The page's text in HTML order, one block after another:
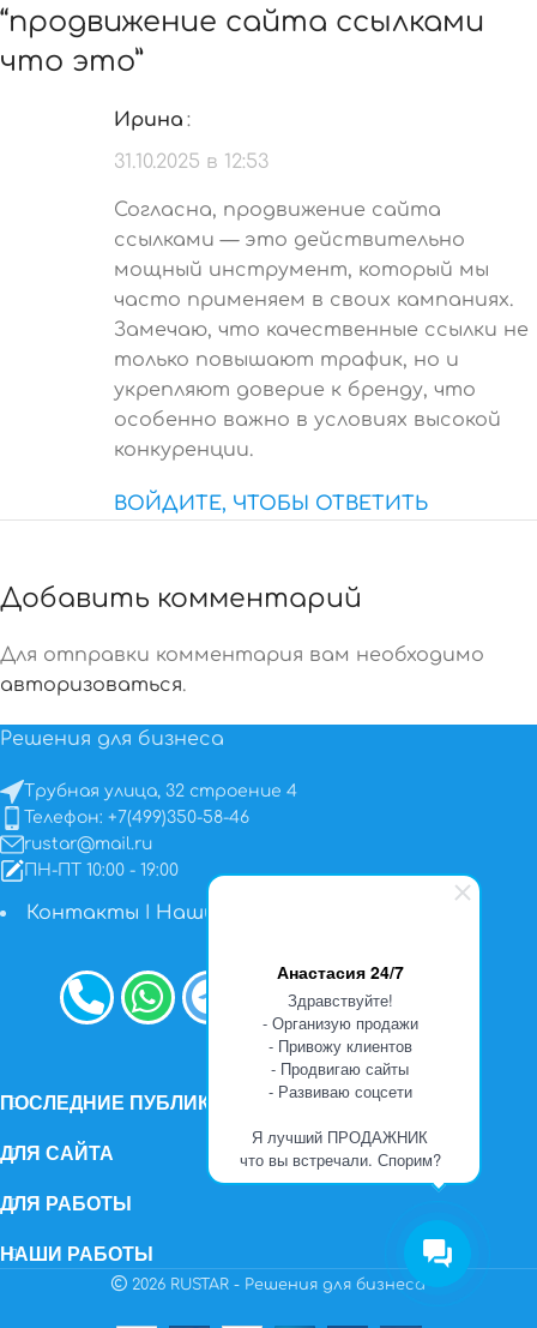
Анастасия 24/7
Здравствуйте!
- Организую продажи
- Привожу клиентов
- Продвигаю сайты
- Развиваю соцсети
Я лучший ПРОДАЖНИК
что вы встречали. Спорим?
“продвижение сайта ссылками
что это”
Ирина :
31.10.2025 в 12:53
Согласна, продвижение сайта
ссылками — это действительно
мощный инструмент, который мы
часто применяем в своих кампаниях.
Замечаю, что качественные ссылки не
только повышают трафик, но и
укрепляют доверие к бренду, что
особенно важно в условиях высокой
конкуренции.
ВОЙДИТЕ, ЧТОБЫ ОТВЕТИТЬ
Добавить комментарий
Для отправки комментария вам необходимо
авторизоваться.
Решения для бизнеса
Трубная улица, 32 строение 4
Телефон: +7(499)350-58-46
rustar@mail.ru
ПН-ПТ 10:00 - 19:00
Контакты Наши работы
ПОСЛЕДНИЕ ПУБЛИКАЦИИ
ДЛЯ САЙТА
ДЛЯ РАБОТЫ
НАШИ РАБОТЫ
2026 RUSTAR - Решения для бизнеса